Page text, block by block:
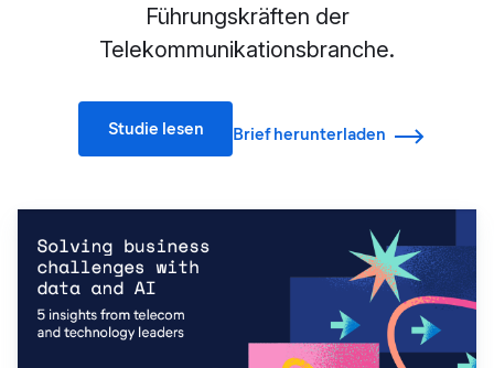
Führungskräften der
Telekommunikationsbranche.
Studie lesen Brief herunterladen